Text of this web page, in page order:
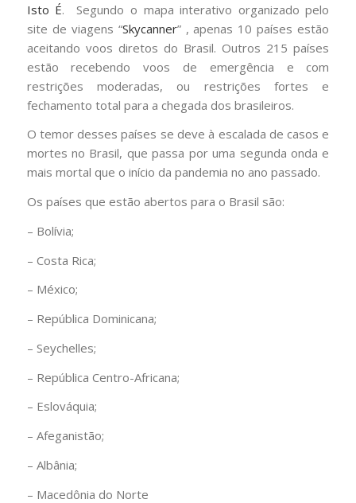
Isto É. Segundo o mapa interativo organizado pelo
site de viagens “Skycanner” , apenas 10 países estão
aceitando voos diretos do Brasil. Outros 215 países
estão recebendo voos de emergência e com
restrições moderadas, ou restrições fortes e
fechamento total para a chegada dos brasileiros.
O temor desses países se deve à escalada de casos e
mortes no Brasil, que passa por uma segunda onda e
mais mortal que o início da pandemia no ano passado.
Os países que estão abertos para o Brasil são:
– Bolívia;
– Costa Rica;
– México;
– República Dominicana;
– Seychelles;
– República Centro-Africana;
– Eslováquia;
– Afeganistão;
– Albânia;
– Macedônia do Norte